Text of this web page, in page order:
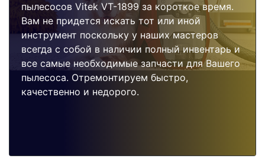
пылесосов Vitek VT-1899 за короткое время.
Вам не придется искать тот или иной
инструмент поскольку у наших мастеров
всегда с собой в наличии полный инвентарь и
все самые необходимые запчасти для Вашего
пылесоса. Отремонтируем быстро,
качественно и недорого.